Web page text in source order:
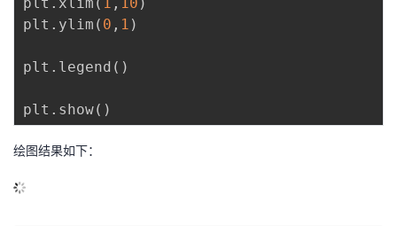
plt . ylim ( 0 , 1 )
plt . legend ( )
plt . show( )
绘图结果如下：